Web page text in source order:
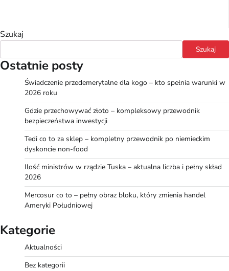
Szukaj
Szukaj
Ostatnie posty
Świadczenie przedemerytalne dla kogo – kto spełnia warunki w
2026 roku
Gdzie przechowywać złoto – kompleksowy przewodnik
bezpieczeństwa inwestycji
Tedi co to za sklep – kompletny przewodnik po niemieckim
dyskoncie non-food
Ilość ministrów w rządzie Tuska – aktualna liczba i pełny skład
2026
Mercosur co to – pełny obraz bloku, który zmienia handel
Ameryki Południowej
Kategorie
Aktualności
Bez kategorii